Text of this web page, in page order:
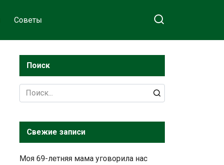
Советы
Поиск
Search
for:
Свежие записи
Моя 69-летняя мама уговорила нас